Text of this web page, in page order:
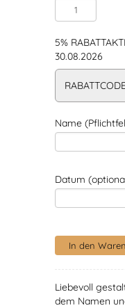
5%
30.08.2026
Name
Datum
Liebevoll
dem Namen